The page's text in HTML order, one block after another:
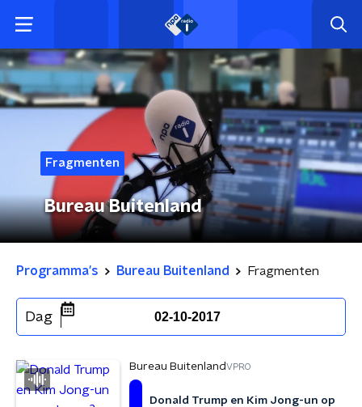
Fragmenten
Bureau Buitenland
Programma's Bureau Buitenland Fragmenten
Dag 02-10-2017
Bureau BuitenlandVPRO
Donald Trump en Kim Jong-un op